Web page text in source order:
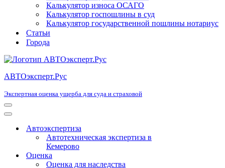
Калькулятор износа ОСАГО
Калькулятор госпошлины в суд
Калькулятор государственной пошлины нотариус
Статьи
Города
АВТОэксперт.Рус
Экспертная оценка ущерба для суда и страховой
Меню
навигации
Меню
навигацииАвтоэкспертиза
Автотехническая экспертиза в
Кемерово
Оценка
Оценка для наследства